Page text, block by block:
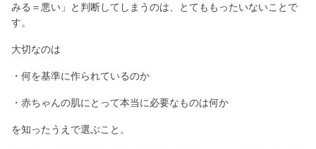
みる＝悪い」と判断してしまうのは、とてももったいないことで
す。
大切なのは
・何を基準に作られているのか
・赤ちゃんの肌にとって本当に必要なものは何か
を知ったうえで選ぶこと。